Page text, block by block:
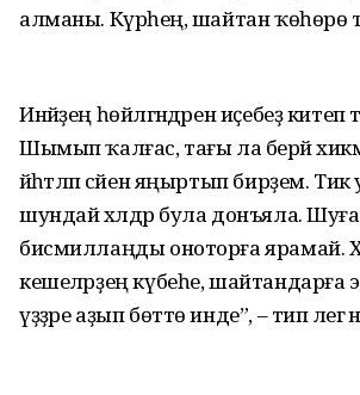
алманы. Күрәһең, шайтан ҡөһөрө
Инәйҙең һөйләгәндәрен иҫебеҙ
Шымып ҡалғас, тағы ла берәй
йәһәтләп сәйен яңыртып бирҙем.
шундай хәлдәр була донъяла. Шуға
бисмиллаңды оноторға ярамай.
кешеләрҙең күбеһе,
үҙҙәре аҙып бөттө инде”, – тип әлегә